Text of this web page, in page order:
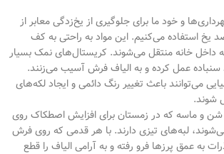
و خود ما برای جلوگیری از یخ‌زدگی معابر از
یخ استفاده می‌کنیم. این مواد به راحتی به کف
خانه منتقل می‌شوند. کریستال‌های نمک بسیار
سنباده عمل کرده و به الیاف فرش آسیب می‌زنند.
می‌توانند باعث تغییر رنگ دائمی و ایجاد لکه‌های
شوند.
شن و ماسه که در زمستان برای افزایش اصطکاک روی
لبه‌های تیزی دارند. با هر قدمی که روی فرش
به عمق پرزها فرو رفته و به آرامی الیاف را قطع